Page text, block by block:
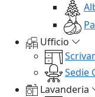
Ufficio
Sedie
Lavanderia